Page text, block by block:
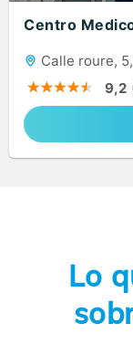
Centro
Calle roure,
9,2
Lo